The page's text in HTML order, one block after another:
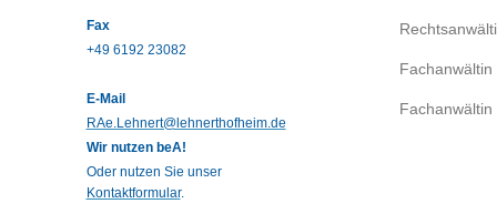
Fax
+49 6192 23082
E-Mail
RAe.Lehnert@lehnerthofheim.de
Wir nutzen beA!
Oder nutzen Sie unser
Kontaktformular.